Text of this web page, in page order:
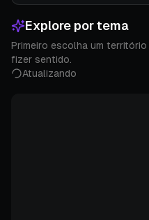
Explore por tema
Primeiro escolha um
fizer sentido.
Atualizando